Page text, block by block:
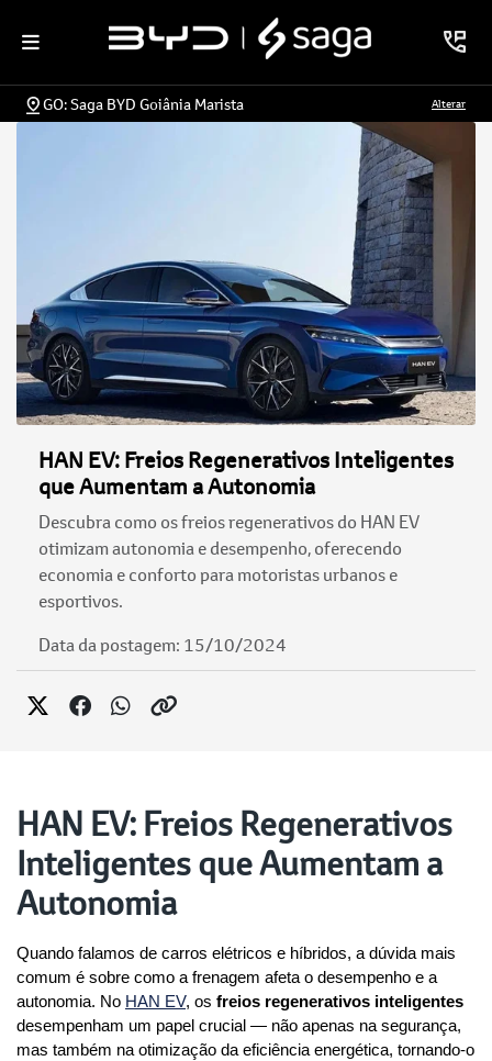
GO: Saga BYD Goiânia Marista Alterar
HAN EV: Freios Regenerativos Inteligentes
que Aumentam a Autonomia
Descubra como os freios regenerativos do HAN EV
otimizam autonomia e desempenho, oferecendo
economia e conforto para motoristas urbanos e
esportivos.
Data da postagem: 15/10/2024
HAN EV: Freios Regenerativos
Inteligentes que Aumentam a
Autonomia
Quando falamos de carros elétricos e híbridos, a dúvida mais
comum é sobre como a frenagem afeta o desempenho e a
autonomia. No HAN EV, os freios regenerativos inteligentes
desempenham um papel crucial — não apenas na segurança,
mas também na otimização da eficiência energética, tornando-o